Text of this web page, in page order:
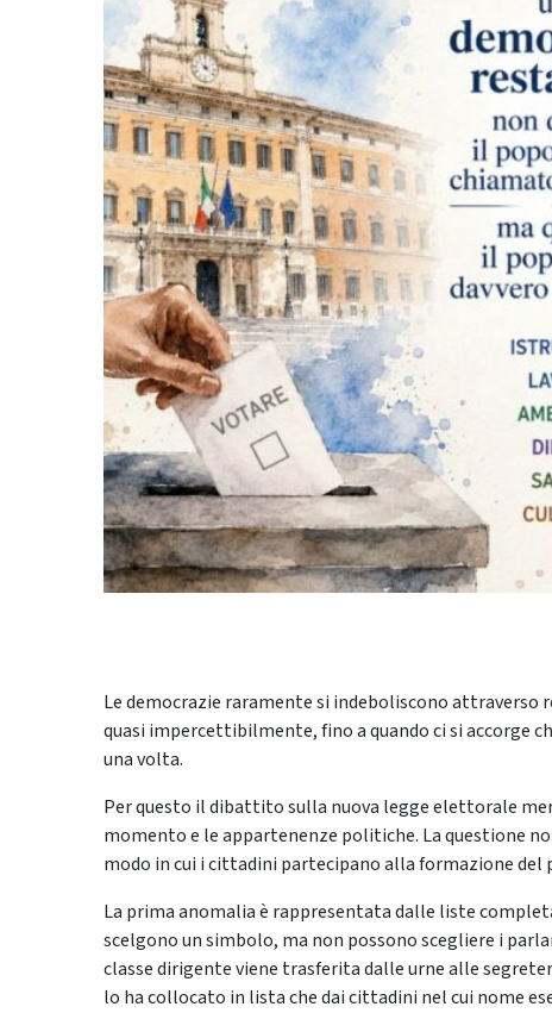
Le democrazie raramente si indeboliscono
quasi impercettibilmente, fino a quando ci si accorge
una volta.
Per questo il dibattito sulla nuova legge elettorale
momento e le appartenenze politiche. La questione
modo in cui i cittadini partecipano alla formazione del
La prima anomalia è rappresentata dalle liste
scelgono un simbolo, ma non possono scegliere i
classe dirigente viene trasferita dalle urne alle
lo ha collocato in lista che dai cittadini nel cui nome